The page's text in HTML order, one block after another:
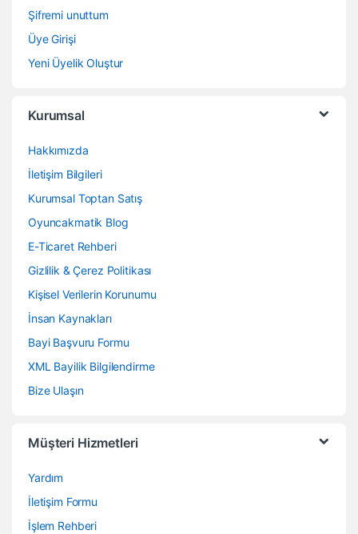
Şifremi unuttum
Üye Girişi
Yeni Üyelik Oluştur
Kurumsal
Hakkımızda
İletişim Bilgileri
Kurumsal Toptan Satış
Oyuncakmatik Blog
E-Ticaret Rehberi
Gizlilik & Çerez Politikası
Kişisel Verilerin Korunumu
İnsan Kaynakları
Bayi Başvuru Formu
XML Bayilik Bilgilendirme
Bize Ulaşın
Müşteri Hizmetleri
Yardım
İletişim Formu
İşlem Rehberi